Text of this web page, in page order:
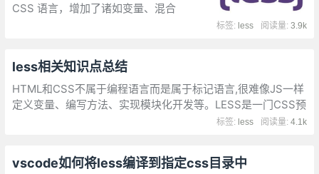
CSS 语言，增加了诸如变量、混合
阅读量:3.9k
标签: less
less相关知识点总结
HTML和CSS不属于编程语言而是属于标记语言,很难像JS一样
定义变量、编写方法、实现模块化开发等。LESS是一门CSS预
处理语言，它扩展了CSS语言，增加了变量、Mixin、函数等特
阅读量:4.1k
标签: less
vscode如何将less编译到指定css目录中